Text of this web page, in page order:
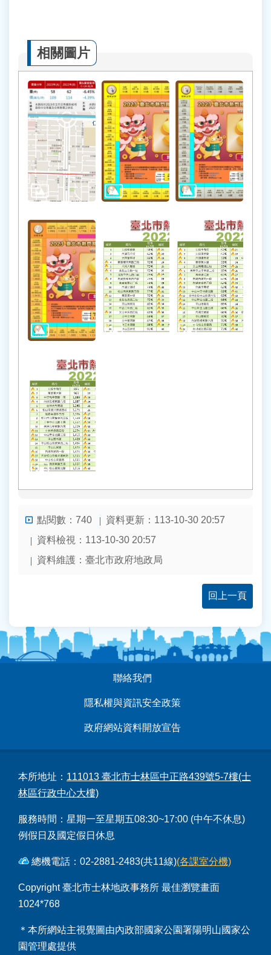
相關圖片
點閱數： 740
資料更新：113-10-30 20:57
資料檢視：113-10-30 20:57
資料維護：臺北市政府地政局
回上一頁
聯絡我們
隱私權與資訊安全政策
政府網站資料開放宣告
本所地址： 111013 臺北市士林區中正路439號5-7樓(士
林區行政中心大樓)
服務時間：星期一至星期五08:30~17:00 (中午不休息)
例假日及國定假日休息
總機電話：02-2881-2483(共11線)(各課室分機)
Copyright 臺北市士林地政事務所 最佳瀏覽畫面
1024*768
＊本所網站主視覺圖由內政部國家公園署陽明山國家公
園管理處提供